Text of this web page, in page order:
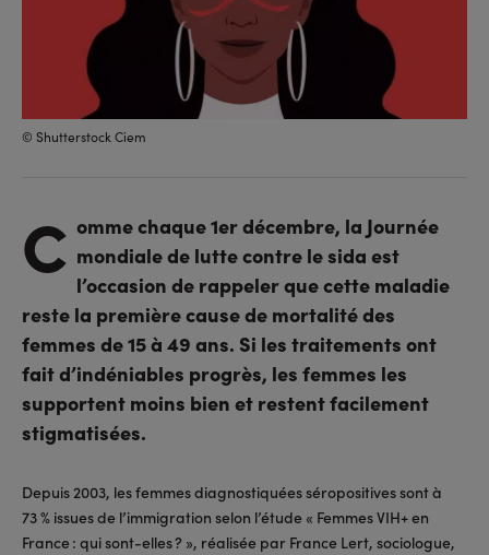
© Shutterstock Ciem
C omme chaque 1er décembre, la Journée
mondiale de lutte contre le sida est
l’occasion de rappeler que cette maladie
reste la première cause de mortalité des
femmes de 15 à 49 ans. Si les traitements ont
fait d’indéniables progrès, les femmes les
supportent moins bien et restent facilement
stigmatisées.
Depuis 2003, les femmes diagnostiquées séropositives sont à
73 % issues de l’immigration selon l’étude « Femmes VIH+ en
France : qui sont-elles ? », réalisée par France Lert, sociologue,